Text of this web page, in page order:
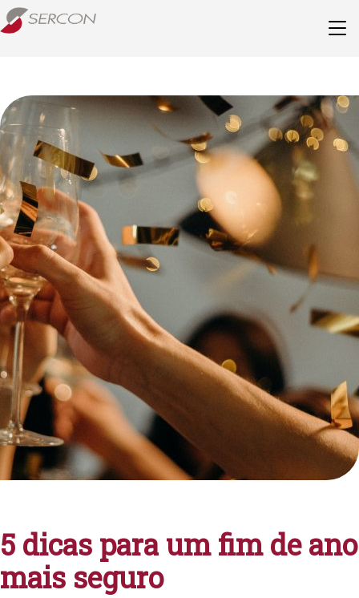
5 dicas para um fim de ano
mais seguro